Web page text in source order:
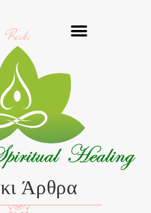
Reiki
Άρθρα